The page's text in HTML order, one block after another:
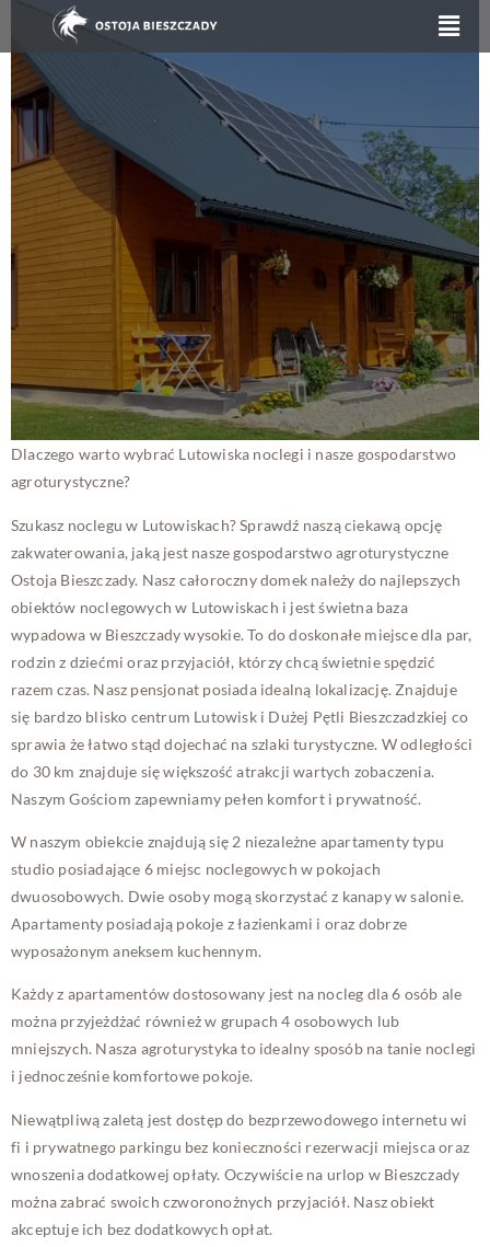
Dlaczego warto wybrać Lutowiska noclegi i nasze gospodarstwo
agroturystyczne?
Szukasz noclegu w Lutowiskach? Sprawdź naszą ciekawą opcję
zakwaterowania, jaką jest nasze gospodarstwo agroturystyczne
Ostoja Bieszczady. Nasz całoroczny domek należy do najlepszych
obiektów noclegowych w Lutowiskach i jest świetna baza
wypadowa w Bieszczady wysokie. To do doskonałe miejsce dla par,
rodzin z dziećmi oraz przyjaciół, którzy chcą świetnie spędzić
razem czas. Nasz pensjonat posiada idealną lokalizację. Znajduje
się bardzo blisko centrum Lutowisk i Dużej Pętli Bieszczadzkiej co
sprawia że łatwo stąd dojechać na szlaki turystyczne. W odległości
do 30 km znajduje się większość atrakcji wartych zobaczenia.
Naszym Gościom zapewniamy pełen komfort i prywatność.
W naszym obiekcie znajdują się 2 niezależne apartamenty typu
studio posiadające 6 miejsc noclegowych w pokojach
dwuosobowych. Dwie osoby mogą skorzystać z kanapy w salonie.
Apartamenty posiadają pokoje z łazienkami i oraz dobrze
wyposażonym aneksem kuchennym.
Każdy z apartamentów dostosowany jest na nocleg dla 6 osób ale
można przyjeżdżać również w grupach 4 osobowych lub
mniejszych. Nasza agroturystyka to idealny sposób na tanie noclegi
i jednocześnie komfortowe pokoje.
Niewątpliwą zaletą jest dostęp do bezprzewodowego internetu wi
fi i prywatnego parkingu bez konieczności rezerwacji miejsca oraz
wnoszenia dodatkowej opłaty. Oczywiście na urlop w Bieszczady
można zabrać swoich czworonożnych przyjaciół. Nasz obiekt
akceptuje ich bez dodatkowych opłat.